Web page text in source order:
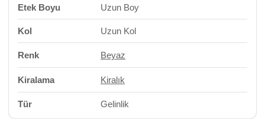
Etek Boyu Uzun Boy
Kol Uzun Kol
Renk Beyaz
Kiralama Kiralık
Tür Gelinlik